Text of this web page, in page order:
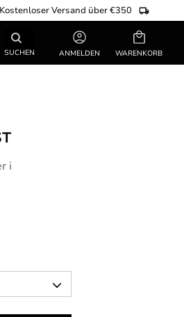
Kostenloser Versand über €350
SUCHEN ANMELDEN
Warenkorb
i